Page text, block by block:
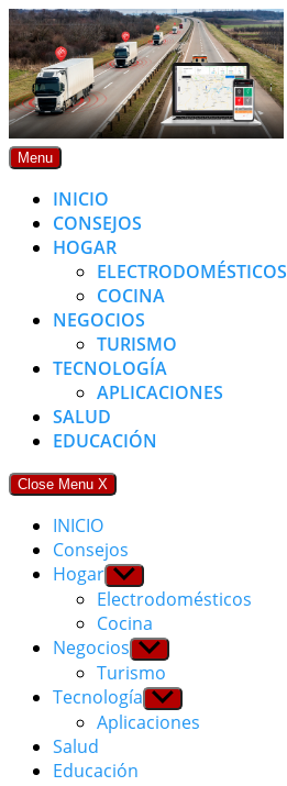
Skip
to
content
Menu
INICIO
CONSEJOS
HOGAR
ELECTRODOMÉSTICOS
COCINA
NEGOCIOS
TURISMO
TECNOLOGÍA
APLICACIONES
SALUD
EDUCACIÓN
Close Menu X
INICIO
Consejos
Hogar Show
sub
menu
Electrodomésticos
Cocina
Negocios Show
sub
menu
Turismo
Tecnología Show
sub
menu
Aplicaciones
Salud
Educación